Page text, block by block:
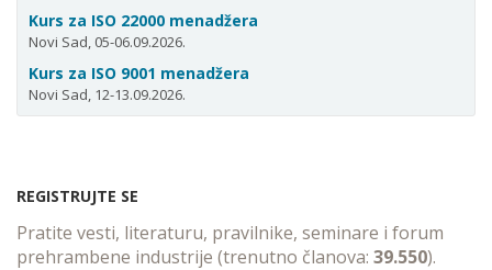
Kurs za ISO 22000 menadžera
Novi Sad, 05-06.09.2026.
Kurs za ISO 9001 menadžera
Novi Sad, 12-13.09.2026.
REGISTRUJTE SE
Pratite vesti, literaturu, pravilnike, seminare i forum
prehrambene industrije (trenutno članova: 39.550).